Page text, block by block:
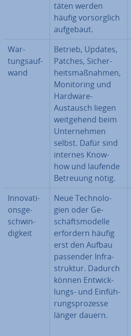
tä­ten werden
häufig vor­sorg­lich
aufgebaut.
War­
tungs­auf­
wand
Betrieb, Updates,
Patches, Si­cher­
heits­maß­nah­men,
Mo­ni­to­ring und
Hardware-
Austausch liegen
weit­ge­hend beim
Un­ter­neh­men
selbst. Dafür sind
internes Know-
how und laufende
Betreuung nötig.
In­no­va­ti­
ons­ge­
schwin­
dig­keit
Neue Tech­no­lo­
gien oder Ge­
schäfts­mo­del­le
erfordern häufig
erst den Aufbau
passender In­fra­
struk­tur. Dadurch
können Ent­wick­
lungs- und Ein­füh­
rungs­pro­zes­se
länger dauern.